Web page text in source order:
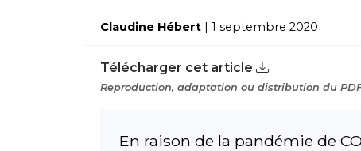
Claudine Hébert | 1 septembre 2020
Télécharger cet article
Reproduction, adaptation ou distribution du
En raison de la pandémie de